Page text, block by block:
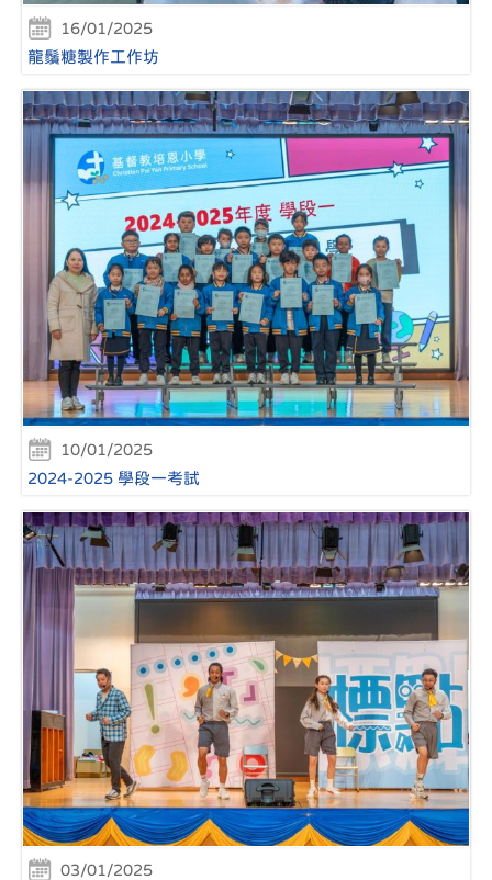
16/01/2025
龍鬚糖製作工作坊
10/01/2025
2024-2025 學段一考試
03/01/2025